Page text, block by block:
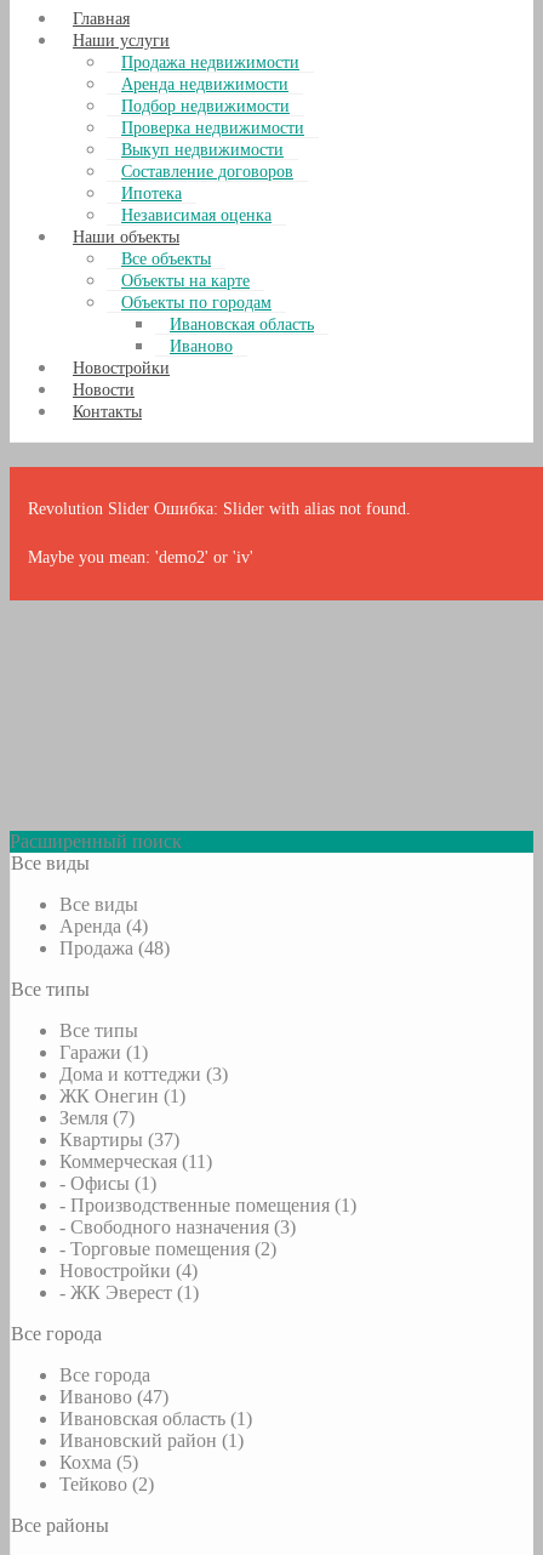
Главная
Наши услуги
Продажа недвижимости
Аренда недвижимости
Подбор недвижимости
Проверка недвижимости
Выкуп недвижимости
Составление договоров
Ипотека
Независимая оценка
Наши объекты
Все объекты
Объекты на карте
Объекты по городам
Ивановская область
Иваново
Новостройки
Новости
Контакты
Revolution Slider Ошибка: Slider with alias not found.
Maybe you mean: 'demo2' or 'iv'
Расширенный поиск
Все виды
Все виды
Аренда (4)
Продажа (48)
Все типы
Все типы
Гаражи (1)
Дома и коттеджи (3)
ЖК Онегин (1)
Земля (7)
Квартиры (37)
Коммерческая (11)
- Офисы (1)
- Производственные помещения (1)
- Свободного назначения (3)
- Торговые помещения (2)
Новостройки (4)
- ЖК Эверест (1)
Все города
Все города
Иваново (47)
Ивановская область (1)
Ивановский район (1)
Кохма (5)
Тейково (2)
Все районы